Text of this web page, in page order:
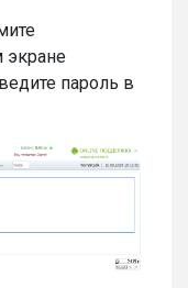
экране
пароль в